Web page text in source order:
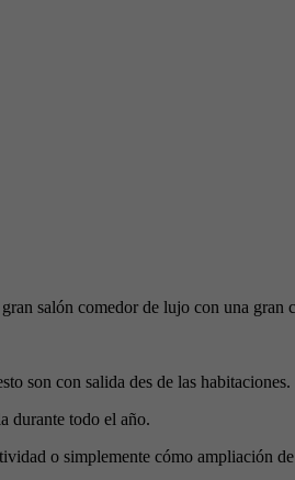
salón comedor de lujo con una gran
son con salida des de las habitaciones.
durante todo el año.
o simplemente cómo ampliación